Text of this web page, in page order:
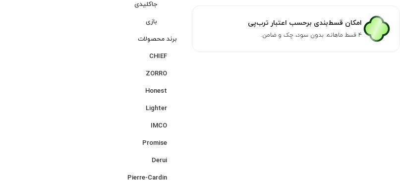
امکان قسط‌بندی برحسب اعتبار ترب‌پی
۴ قسط ماهانه. بدون سود، چک و ضامن.
جاکلیدی
بازی
برند محصولات
CHIEF
ZORRO
Honest
Lighter
IMCO
Promise
Derui
Pierre-Cardin